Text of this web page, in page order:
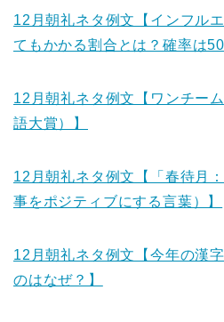
12月朝礼ネタ例文【インフル
てもかかる割合とは？確率は50
12月朝礼ネタ例文【ワンチー
語大賞）】
12月朝礼ネタ例文【「春待月
事をポジティブにする言葉）】
12月朝礼ネタ例文【今年の漢
のはなぜ？】